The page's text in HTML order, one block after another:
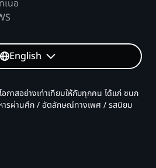
เนอ
English
กาสอย่างเท่าเทียมให้กับทุกคน ได้แก่ ชนก
รผ่านศึก / อัตลักษณ์ทางเพศ / รสนิยม